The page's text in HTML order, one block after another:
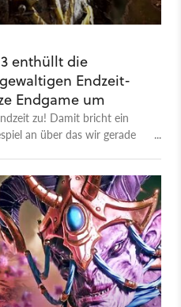
enthüllt die
Endzeit-
Endgame um
zu! Damit bricht ein
an über das wir gerade